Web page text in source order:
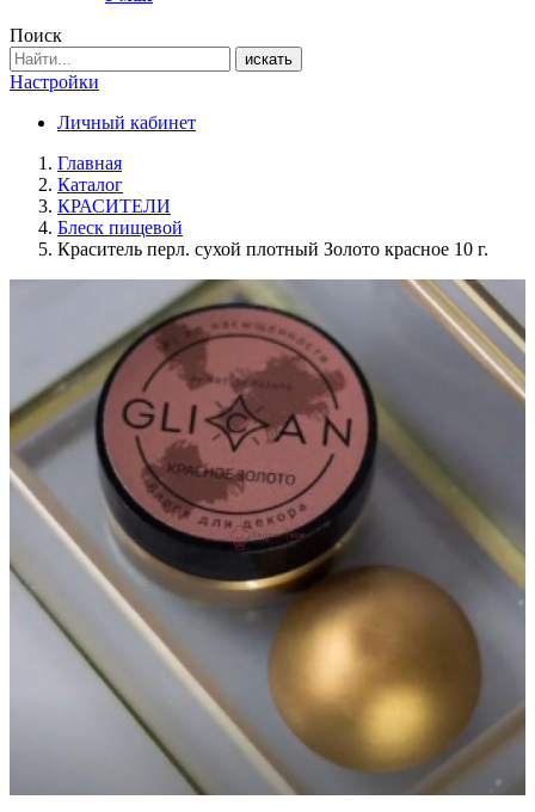
Поиск
искать
Настройки
Личный кабинет
Главная
Каталог
КРАСИТЕЛИ
Блеск пищевой
Краситель перл. сухой плотный Золото красное 10 г.